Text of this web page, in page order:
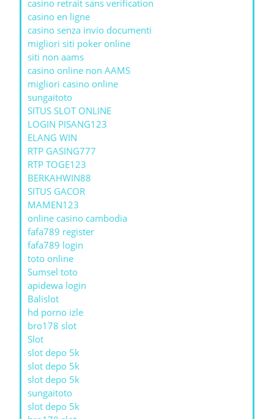
casino retrait sans verification
casino en ligne
casino senza invio documenti
migliori siti poker online
siti non aams
casino online non AAMS
migliori casino online
sungaitoto
SITUS SLOT ONLINE
LOGIN PISANG123
ELANG WIN
RTP GASING777
RTP TOGE123
BERKAHWIN88
SITUS GACOR
MAMEN123
online casino cambodia
fafa789 register
fafa789 login
toto online
Sumsel toto
apidewa login
Balislot
hd porno izle
bro178 slot
Slot
slot depo 5k
slot depo 5k
slot depo 5k
sungaitoto
slot depo 5k